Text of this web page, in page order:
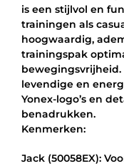
-
ROOD
aantal
is een stijlvol en
trainingen als
hoogwaardig,
trainingspak
levendige en
Yonex-logo’s en
benadrukken.
Kenmerken:
Jack (50058EX):